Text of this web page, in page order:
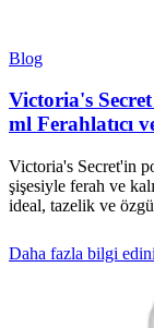
Blog
Victoria's
ml Ferahlatıcı
Victoria's Secret'in
şişesiyle ferah ve
ideal, tazelik ve
Daha fazla bilgi